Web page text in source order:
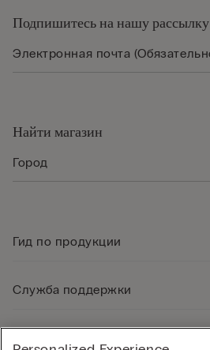
Подпишитесь на нашу рассылку
Найти магазин
Гид по продукции
Служба поддержки